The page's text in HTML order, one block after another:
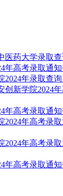
医药大学录取
年高考录取通
2024年录取查询
创新学院2024
年高考录取通
2024年高考录
2024年高考录
年高考录取通